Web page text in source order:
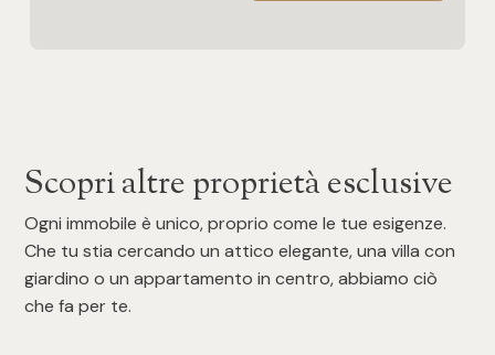
Scopri altre proprietà esclusive
Ogni immobile è unico, proprio come le tue esigenze.
Che tu stia cercando un attico elegante, una villa con
giardino o un appartamento in centro, abbiamo ciò
che fa per te.